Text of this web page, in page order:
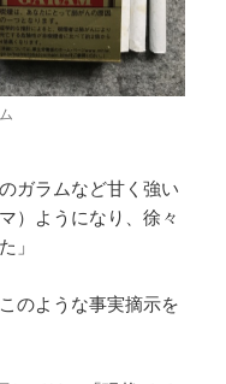
ガラムなど甘く強い
）ようになり、徐々
」
のような事実摘示を